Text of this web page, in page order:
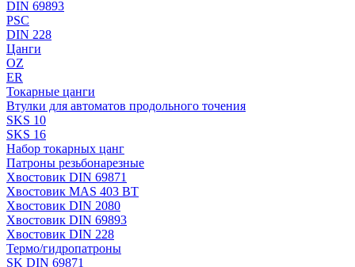
DIN 69893
PSC
DIN 228
Цанги
OZ
ER
Токарные цанги
Втулки для автоматов продольного точения
SKS 10
SKS 16
Набор токарных цанг
Патроны резьбонарезные
Хвостовик DIN 69871
Хвостовик MAS 403 BT
Хвостовик DIN 2080
Хвостовик DIN 69893
Хвостовик DIN 228
Термо/гидропатроны
SK DIN 69871